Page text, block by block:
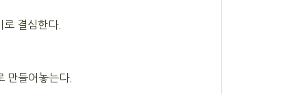
결심한다.
만들어놓는다.